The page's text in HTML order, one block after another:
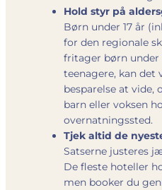
Hold styr på
Børn under 17 år
for den regionale
fritager børn under
teenagere, kan
besparelse at
barn eller voksen
overnatningssted.
Tjek altid de
Satserne justeres
De fleste hoteller
men booker du